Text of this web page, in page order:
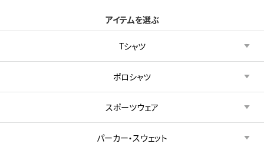
アイテムを選ぶ
Tシャツ
ポロシャツ
スポーツウェア
パーカー・スウェット